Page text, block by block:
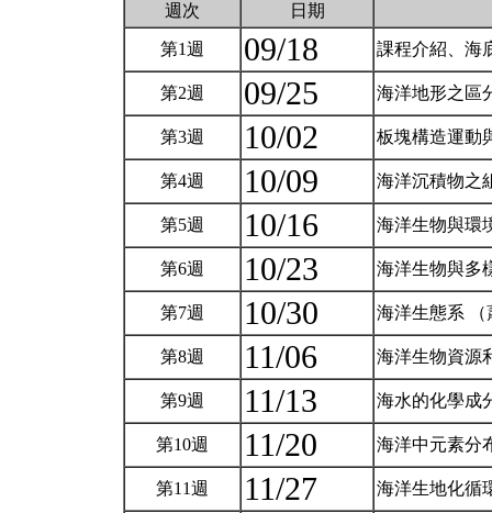
週次 日期
第1週 09/18 課程介紹、海
第2週 09/25 海洋地形之區
第3週 10/02 板塊構造運動
第4週 10/09 海洋沉積物之
第5週 10/16 海洋生物與環
第6週 10/23 海洋生物與多
第7週 10/30 海洋生態系
第8週 11/06 海洋生物資源
第9週 11/13 海水的化學成
第10週 11/20 海洋中元素分
第11週 11/27 海洋生地化循